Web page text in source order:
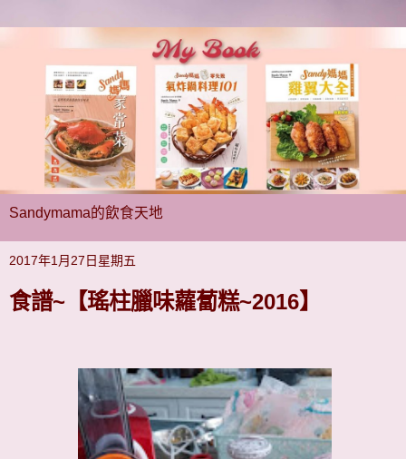
Sandymama的飲食天地
2017年1月27日星期五
食譜~【瑤柱臘味蘿蔔糕~2016】